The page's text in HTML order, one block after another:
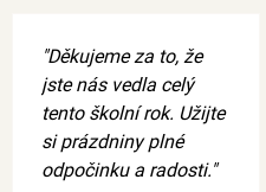
"Děkujeme za to, že
jste nás vedla celý
tento školní rok. Užijte
si prázdniny plné
odpočinku a radosti."